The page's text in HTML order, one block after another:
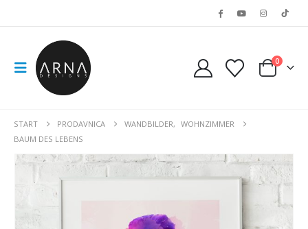
0
START PRODAVNICA WANDBILDER, WOHNZIMMER
BAUM DES LEBENS